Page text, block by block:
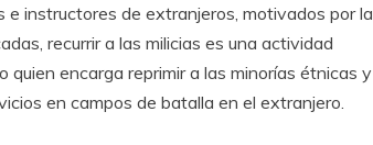
e instructores de extranjeros, motivados por la
recurrir a las milicias es una actividad
encarga reprimir a las minorías étnicas y
en campos de batalla en el extranjero.